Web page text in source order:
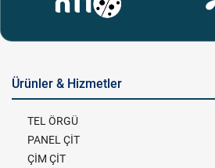
Ürünler & Hizmetler
TEL ÖRGÜ
PANEL ÇİT
ÇİM ÇİT